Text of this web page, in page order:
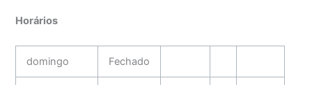
Horários
domingo Fechado